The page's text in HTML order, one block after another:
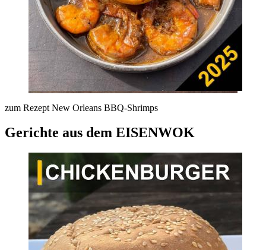
zum Rezept New Orleans BBQ-Shrimps
Gerichte aus dem EISENWOK